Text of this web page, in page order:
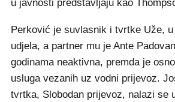
u javnosti predstavljaju kao
Perković je suvlasnik i tvrtke Uže,
udjela, a partner mu je Ante
godinama neaktivna, premda je
usluga vezanih uz vodni prijevoz.
tvrtka, Slobodan prijevoz, nalazi se